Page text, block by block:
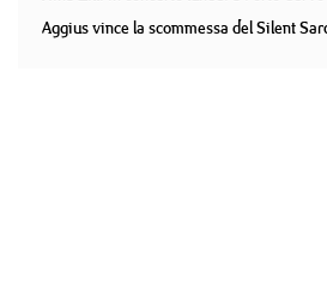
Aggius vince la scommessa del Silent